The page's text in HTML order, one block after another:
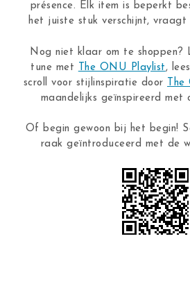
présence. Elk item is beperkt
het juiste stuk verschijnt,
Nog niet klaar om te shoppen?
tune met
The ONU Playlist ,
scroll voor stijlinspiratie door
maandelijks geïnspireerd met
Of begin gewoon bij het begin!
raak geïntroduceerd met de